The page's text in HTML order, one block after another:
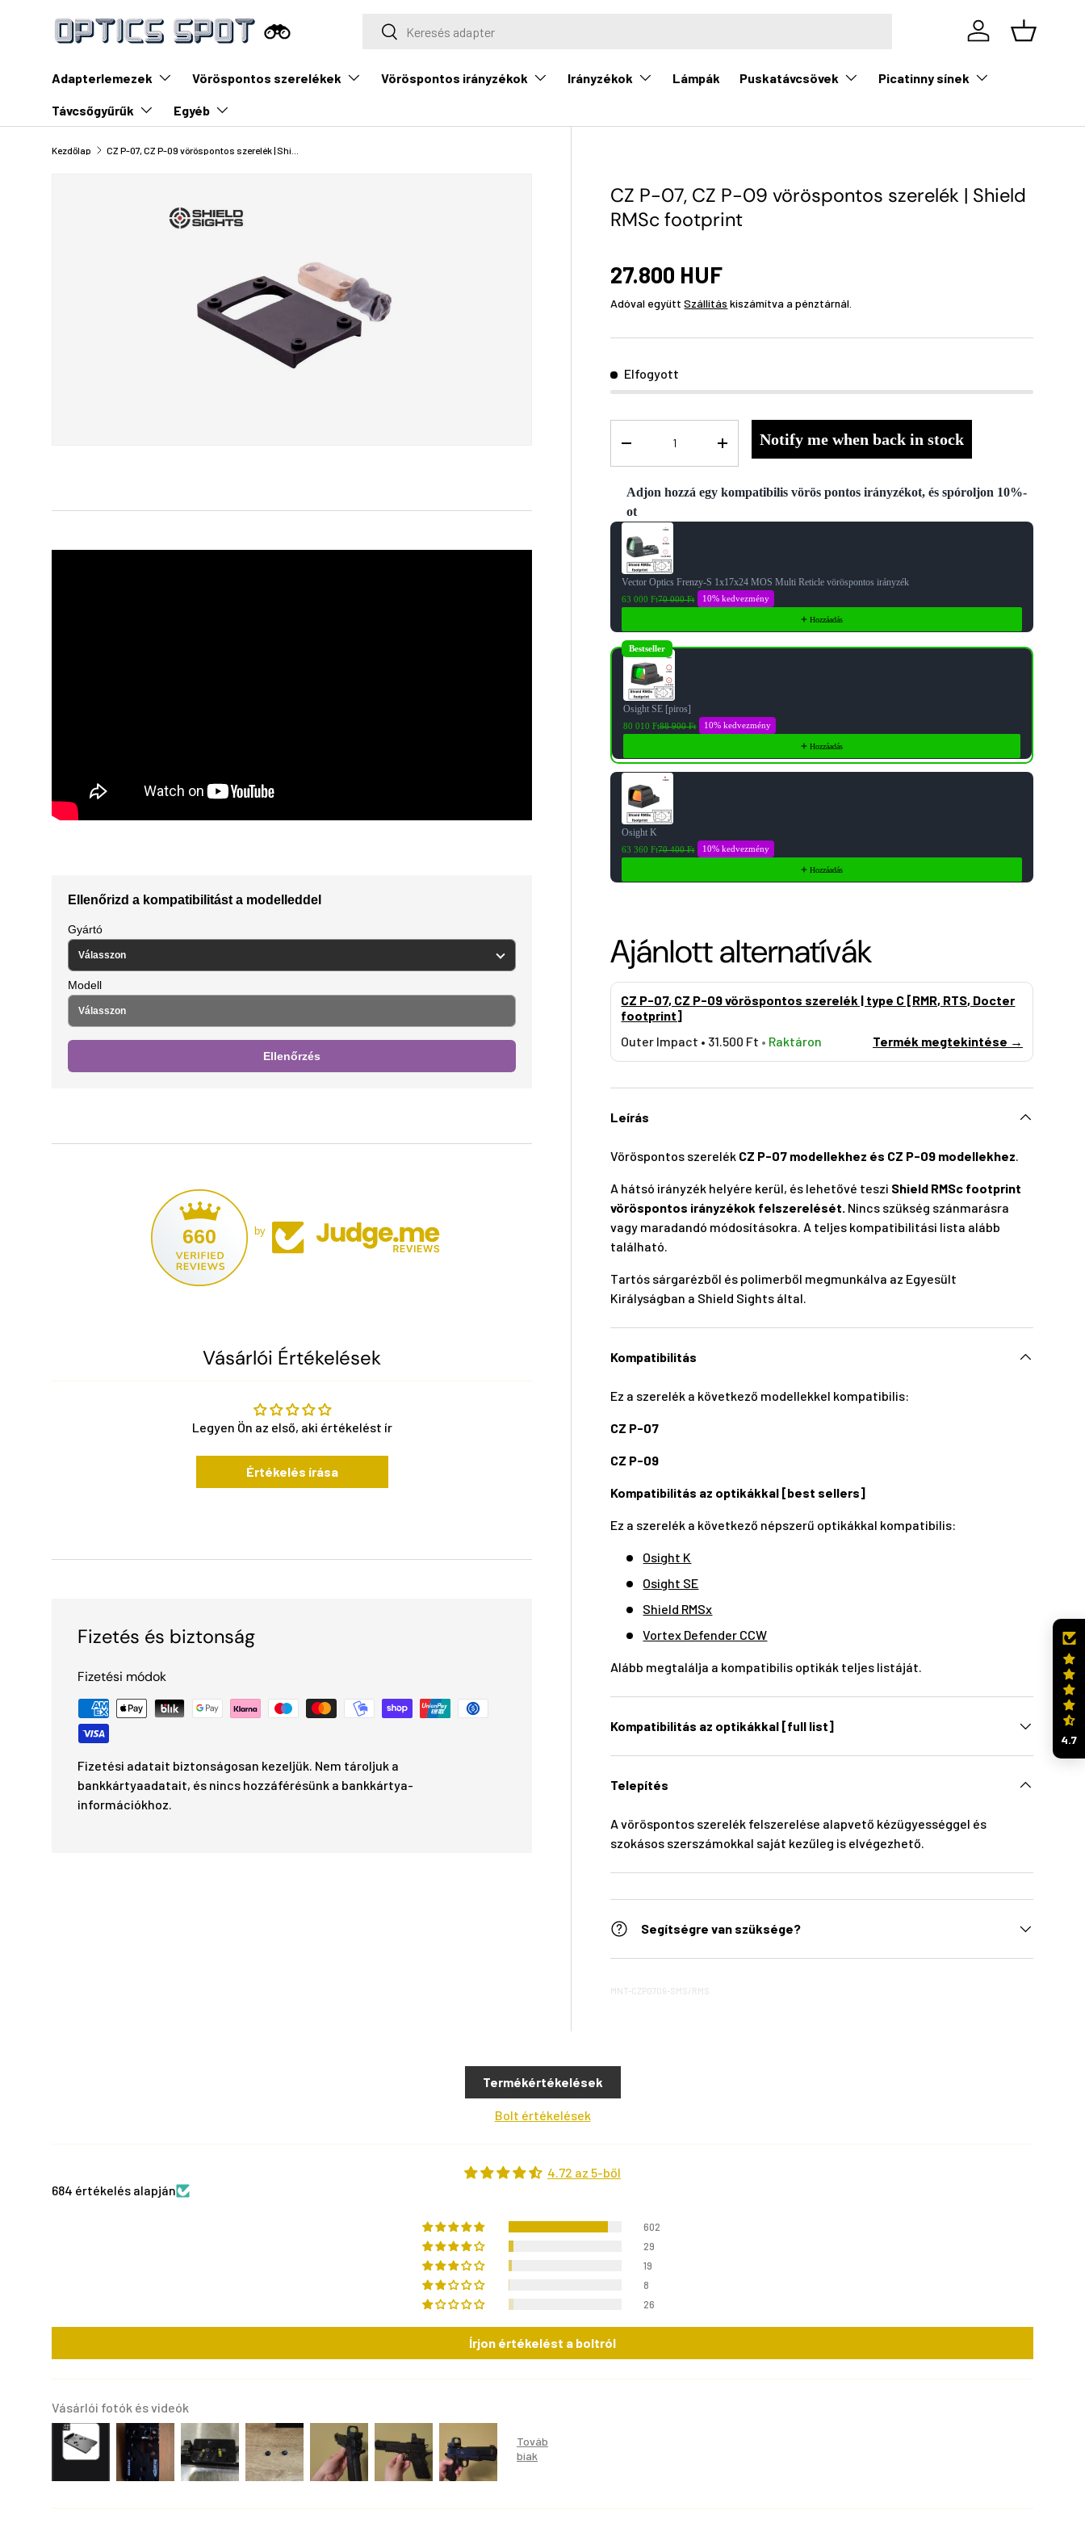
Ugrás a tartalomra Keresés
Keresés
Bejelentkezés
Kosár
Adapterlemezek Vöröspontos szerelékek Vöröspontos irányzékok Irányzékok Lámpák Puskatávcsövek Picatinny sínek
Távcsőgyűrűk Egyéb
Kezdőlap
CZ P-07, CZ P-09 vöröspontos szerelék | Shield
RMSc footprint
27.800 HUF
Adóval együttSzállítás kiszámítva a pénztárnál.
Elfogyott
-
+
Notify me when back in stock
Adjon hozzá egy kompatibilis vörös pontos irányzékot, és spóroljon 10%-
ot
Use the Previous and Next buttons to navigate through product recommendations, or scroll
Vector Optics Frenzy-S 1x17x24 MOS Multi Reticle vöröspontos irányzék
63 000 Ft70 000 Ft 10% kedvezmény
Hozzáadás
Osight SE [piros]
80 010 Ft88 900 Ft 10% kedvezmény
Hozzáadás
Bestseller
Osight K
63 360 Ft70 400 Ft 10% kedvezmény
Hozzáadás
Ajánlott alternatívák
CZ P-07, CZ P-09 vöröspontos szerelék | type C [RMR, RTS, Docter
footprint]
Outer Impact • 31.500 Ft • Raktáron Termék megtekintése →
Leírás
Vöröspontos szerelék CZ P-07 modellekhez és CZ P-09 modellekhez.
A hátsó irányzék helyére kerül, és lehetővé teszi Shield RMSc footprint
vöröspontos irányzékok felszerelését. Nincs szükség szánmarásra
vagy maradandó módosításokra. A teljes kompatibilitási lista alább
található.
Tartós sárgarézből és polimerből megmunkálva az Egyesült
Királyságban a Shield Sights által.
Kompatibilitás
Ez a szerelék a következő modellekkel kompatibilis:
CZ P-07
CZ P-09
Kompatibilitás az optikákkal [best sellers]
Ez a szerelék a következő népszerű optikákkal kompatibilis:
Osight K
Osight SE
Shield RMSx
Vortex Defender CCW
Alább megtalálja a kompatibilis optikák teljes listáját.
Kompatibilitás az optikákkal [full list]
Telepítés
A vöröspontos szerelék felszerelése alapvető kézügyességgel és
szokásos szerszámokkal saját kezűleg is elvégezhető.
Segítségre van szüksége?
MNT-CZP0709-SMS/RMS
Ellenőrizd a kompatibilitást a modelleddel
Gyártó
Modell
Ellenőrzés
660 by
Vásárlói Értékelések
Legyen Ön az első, aki értékelést ír
Értékelés írása
Fizetés és biztonság
Fizetési módok
Fizetési adatait biztonságosan kezeljük. Nem tároljuk a
bankkártyaadatait, és nincs hozzáférésünk a bankkártya-
információkhoz.
Termékértékelések
Bolt értékelések
4.72 az 5-ből
684 értékelés alapján
602
29
19
8
26
Írjon értékelést a boltról
Vásárlói fotók és videók
4.7